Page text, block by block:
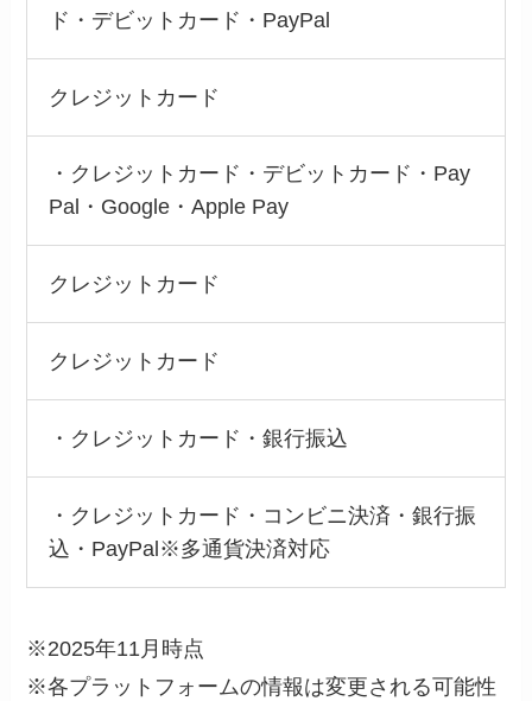
ド・デビットカード・PayPal
クレジットカード
・クレジットカード・デビットカード・Pay
Pal・Google・Apple Pay
クレジットカード
クレジットカード
・クレジットカード・銀行振込
・クレジットカード・コンビニ決済・銀行振
込・PayPal※多通貨決済対応
※2025年11月時点
※各プラットフォームの情報は変更される可能性